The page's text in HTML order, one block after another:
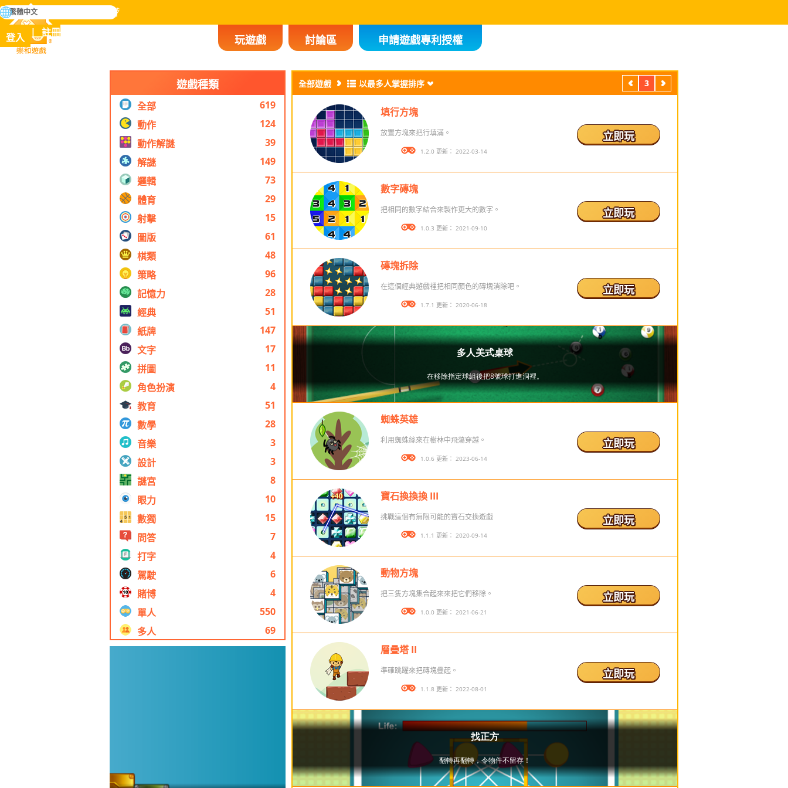
樂和遊戲
掌握人類歷史上所有遊戲
搜
尋
玩遊戲 討論區 申請遊戲專利授權
登入 註冊
繁體中文
遊戲種類
全部
619
動作
124
動作解謎
39
解謎
149
邏輯
73
體育
29
射擊
15
圖版
61
棋類
48
策略
96
記憶力
28
經典
51
紙牌
147
文字
17
拼圖
11
角色扮演
4
教育
51
數學
28
音樂
3
設計
3
謎宮
8
眼力
10
數獨
15
問答
7
打字
4
駕駛
6
賭博
4
單人
550
多人
69
全部遊戲 以最多人掌握排序
上
一
3
下
一
填行方塊
放置方塊來把行填滿。
版本： 1.2.0 更新： 2022-03-14
立即玩
數字磚塊
把相同的數字結合來製作更大的數字。
版本： 1.0.3 更新： 2021-09-10
立即玩
磚塊拆除
在這個經典遊戲裡把相同顏色的磚塊消除吧。
版本： 1.7.1 更新： 2020-06-18
立即玩
蜘蛛英雄
利用蜘蛛絲來在樹林中飛蕩穿越。
版本： 1.0.6 更新： 2023-06-14
立即玩
寶石換換換 III
挑戰這個有無限可能的寶石交換遊戲
版本： 1.1.1 更新： 2020-09-14
立即玩
動物方塊
把三隻方塊集合起來來把它們移除。
版本： 1.0.0 更新： 2021-06-21
立即玩
層疊塔 II
準確跳躍來把磚塊疊起。
版本： 1.1.8 更新： 2022-08-01
立即玩